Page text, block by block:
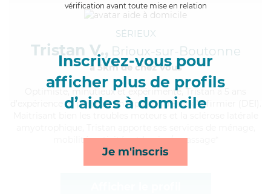
vérification avant toute mise en relation
Inscrivez-vous pour
afficher plus de profils
d’aides à domicile
Je m'inscris
SÉRIEUX
Tristan V., Brioux-sur-Boutonne
à 5km de chez Vous
, minutieux et expérimenté, Tristan a 5 ans
d'expérience et possède un diplôme d'Etat d'infirmier (DEI).
mobilité, activités et lessive/repassage*